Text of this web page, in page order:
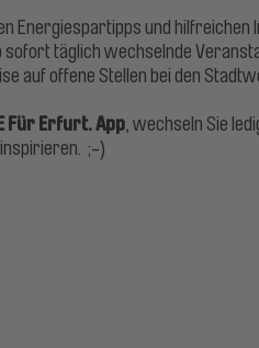
Energiespartipps und hilfreichen
täglich wechselnde
auf offene Stellen bei den
Für Erfurt. App, wechseln Sie
inspirieren. ;-)